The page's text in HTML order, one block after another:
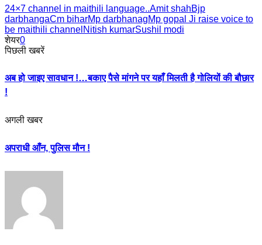
24×7 channel in maithili language..Amit shahBjp
darbhangaCm biharMp darbhanagMp gopal Ji raise voice to
be maithili channel Nitish kumarSushil modi
शेयर0
पिछली खबरें
अब हो जाइए सावधान !…बकाए पैसे मांगने पर यहाँ मिलती है गोलियों की बौछार
!
अगली खबर
अपराधी आँन, पुलिस मौन !